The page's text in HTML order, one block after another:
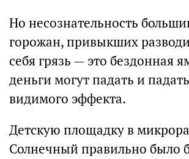
Но несознательность
горожан, привыкших
себя грязь — это бездонная
деньги могут падать и
видимого эффекта.
Детскую площадку в
Солнечный правильно было